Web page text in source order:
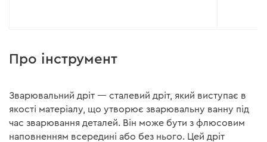
Про інструмент
Зварювальний дріт — сталевий дріт, який виступає в
якості матеріалу, що утворює зварювальну ванну під
час зварювання деталей. Він може бути з флюсовим
наповненням всередині або без нього. Цей дріт